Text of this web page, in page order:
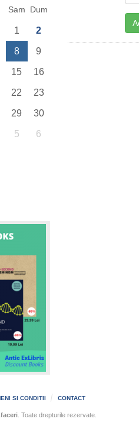
Sam Dum
1 2
8 9
15 16
22 23
29 30
5 6
SI CONDITII CONTACT
. Toate drepturile rezervate.